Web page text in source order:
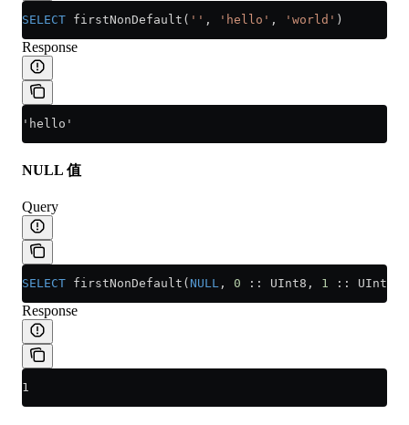
SELECT firstNonDefault( '' , 'hello' , 'world' )
Response
'hello'
NULL 值
Query
SELECT firstNonDefault( NULL , 0 :: UInt8, 1 :: UInt8)
Response
1